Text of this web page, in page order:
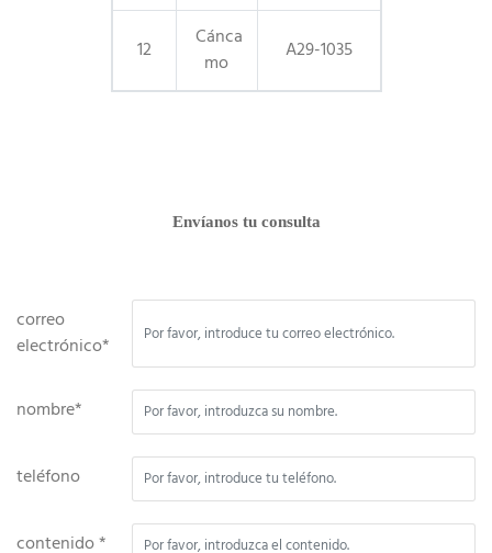
12
Cánca
mo
A29-1035
Envíanos tu consulta
correo
electrónico*
nombre*
teléfono
contenido *